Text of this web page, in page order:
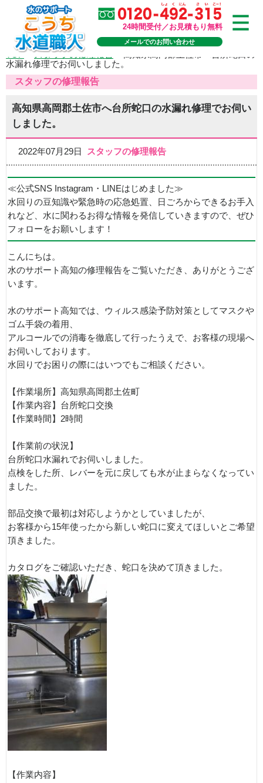
24時間受付／お見積もり無料
メールでのお問い合わせ
TOP>スタッフの修理報告
水漏れ修理でお伺いしました。
スタッフの修理報告
高知県高岡郡土佐市へ台所蛇口の水漏れ修理でお伺い
しました。
2022年07月29日 スタッフの修理報告
≪公式SNS Instagram・LINEはじめました≫
水回りの豆知識や緊急時の応急処置、日ごろからできるお手入
れなど、水に関わるお得な情報を発信していきますので、ぜひ
フォローをお願いします！
こんにちは。
水のサポート高知の修理報告をご覧いただき、ありがとうござ
います。
水のサポート高知では、ウィルス感染予防対策としてマスクや
ゴム手袋の着用、
アルコールでの消毒を徹底して行ったうえで、お客様の現場へ
お伺いしております。
水回りでお困りの際にはいつでもご相談ください。
【作業場所】高知県高岡郡土佐町
【作業内容】台所蛇口交換
【作業時間】2時間
【作業前の状況】
台所蛇口水漏れでお伺いしました。
点検をした所、レバーを元に戻しても水が止まらなくなってい
ました。
部品交換で最初は対応しようかとしていましたが、
お客様から15年使ったから新しい蛇口に変えてほしいとご希望
頂きました。
カタログをご確認いただき、蛇口を決めて頂きました。
【作業内容】